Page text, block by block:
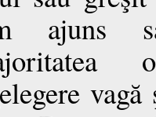
ajuns